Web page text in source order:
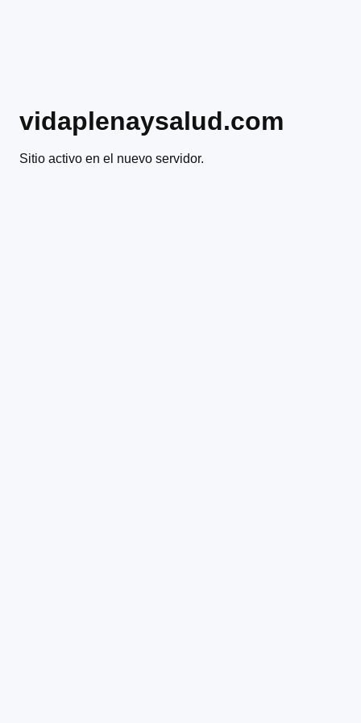
vidaplenaysalud.com
Sitio activo en el nuevo servidor.